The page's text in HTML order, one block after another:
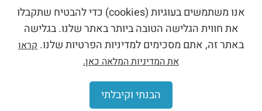
ידיות אחיזה לעליה ולירידה מהמתקן.
מרפסת מעץ.
*המתקן מיועד לבתים פרטיים בלבד.
אנו משתמשים בעוגיות (cookies) כדי להבטיח שתקבלו
את חווית הגלישה הטובה ביותר באתר שלנו. בגלישה
באתר זה, אתם מסכימים למדיניות הפרטיות שלנו. קראו
את המדיניות המלאה כאן.
הבנתי וקיבלתי